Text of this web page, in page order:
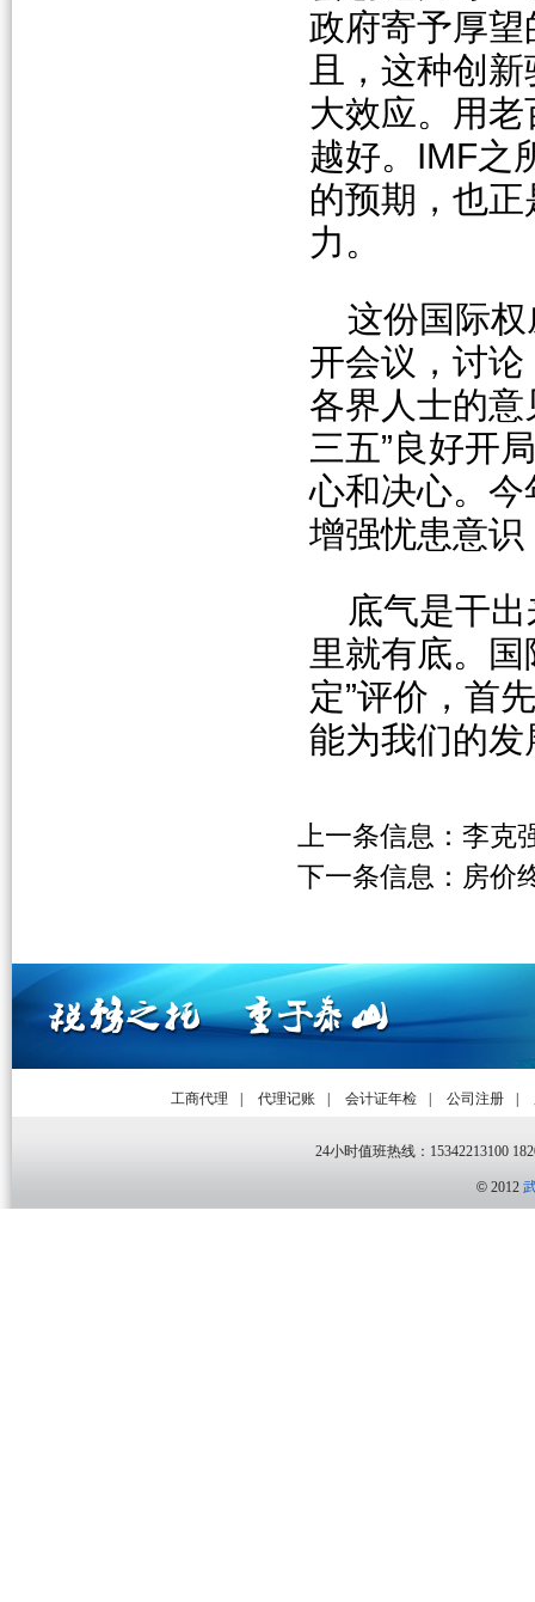
政府寄予厚
且，这种创
大效应。用
越好。IMF之
的预期，也
力。
这份国际
开会议，讨
各界人士的
三五”良好开
心和决心。
增强忧患意
底气是干
里就有底。
定”评价，首
能为我们的发
上一条信息： 李克
下一条信息： 房价
工商代理 代理记账 会计证年检 公司注册
24小时值班热线：15342213100
©2012